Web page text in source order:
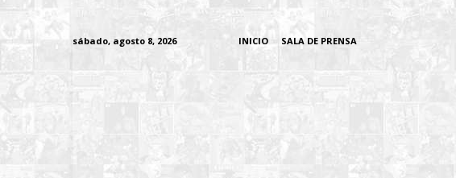
sábado, agosto 8, 2026 INICIO SALA DE PRENSA